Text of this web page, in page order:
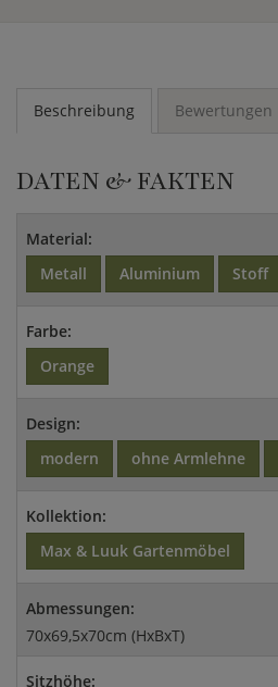
Beschreibung Bewertungen
DATEN & FAKTEN
Material:
Metall
Aluminium Stoff
Farbe:
Orange
Design:
modern
ohne Armlehne
Kollektion:
Max & Luuk Gartenmöbel
Abmessungen:
70x69,5x70cm (HxBxT)
Sitzhöhe: